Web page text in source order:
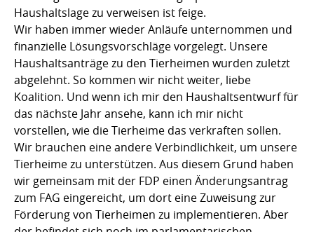
Haushaltslage zu verweisen ist feige.
Wir haben immer wieder Anläufe unternommen und
finanzielle Lösungsvorschläge vorgelegt. Unsere
Haushaltsanträge zu den Tierheimen wurden zuletzt
abgelehnt. So kommen wir nicht weiter, liebe
Koalition. Und wenn ich mir den Haushaltsentwurf für
das nächste Jahr ansehe, kann ich mir nicht
vorstellen, wie die Tierheime das verkraften sollen.
Wir brauchen eine andere Verbindlichkeit, um unsere
Tierheime zu unterstützen. Aus diesem Grund haben
wir gemeinsam mit der FDP einen Änderungsantrag
zum FAG eingereicht, um dort eine Zuweisung zur
Förderung von Tierheimen zu implementieren. Aber